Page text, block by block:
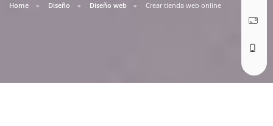
Home Diseño Diseño web Crear tienda web online
ABRIR TICKET